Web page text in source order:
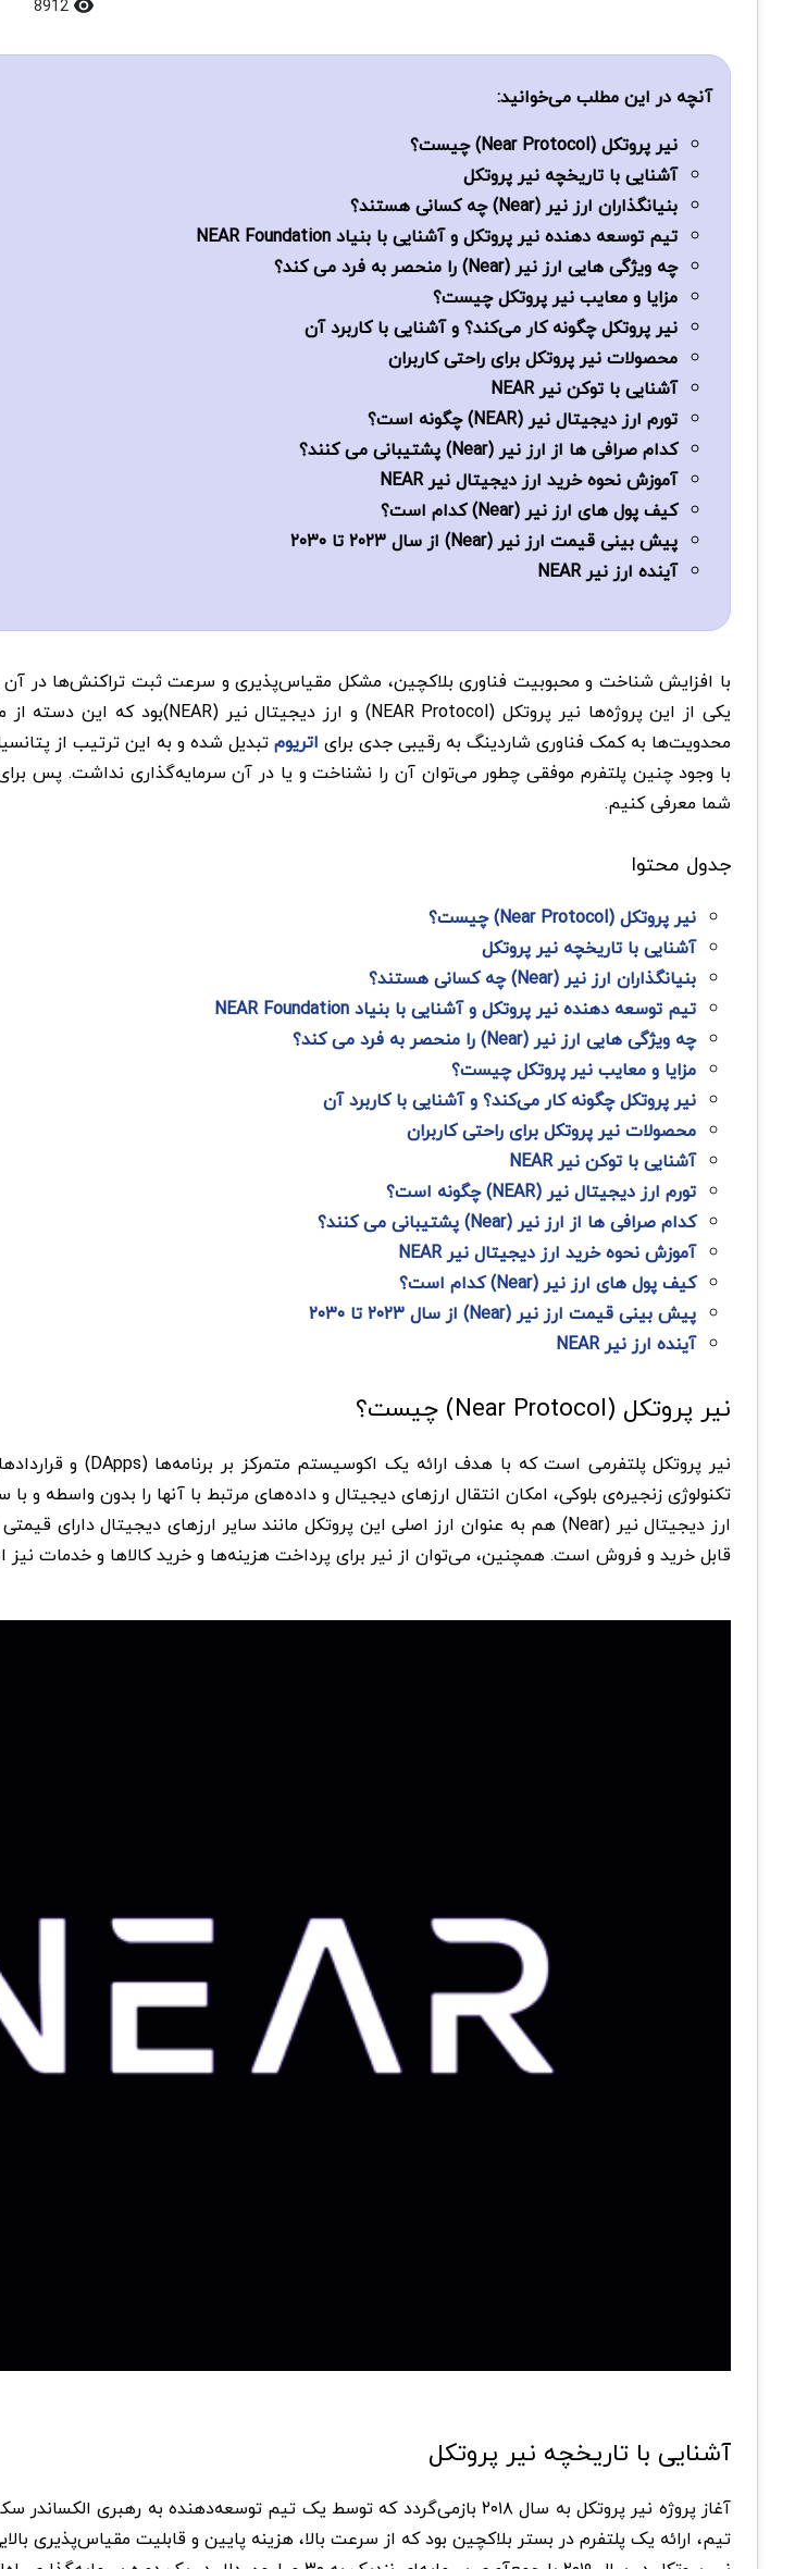
آنچه در این مطلب می‌خوانید:
نیر پروتکل (Near Protocol) چیست؟
آشنایی با تاریخچه نیر پروتکل
بنیانگذاران ارز نیر (Near) چه کسانی هستند؟
تیم توسعه ‌دهنده نیر پروتکل و آشنایی با بنیاد NEAR Foundation
چه ویژگی‌ هایی ارز نیر (Near) را منحصر به فرد می کند؟
مزایا و معایب نیر پروتکل چیست؟
نیر پروتکل چگونه کار می‌کند؟ و آشنایی با کاربرد آن
محصولات نیر پروتکل برای راحتی کاربران
آشنایی با توکن نیر NEAR
تورم ارز دیجیتال نیر (NEAR) چگونه است؟
کدام صرافی ها از ارز نیر (Near) پشتیبانی می کنند؟
آموزش نحوه خرید ارز دیجیتال نیر NEAR
کیف پول های ارز نیر (Near) کدام است؟
پیش بینی قیمت ارز نیر (Near) از سال ۲۰۲۳ تا ۲۰۳۰
آینده ارز نیر NEAR
با افزایش شناخت و محبوبیت فناوری بلاکچین، مشکل مقیاس‌پذیری و سرعت ثبت تراکنش‌ها در
محدویت‌ها به کمک فناوری شاردینگ به رقیبی جدی برای اتریومتبدیل شده و به این ترتیب از
با وجود چنین پلتفرم موفقی چطور می‌توان آن را نشناخت و یا در آن سرمایه‌گذاری نداشت. پس
شما معرفی کنیم.
جدول محتوا
نیر پروتکل (Near Protocol) چیست؟
آشنایی با تاریخچه نیر پروتکل
بنیانگذاران ارز نیر (Near) چه کسانی هستند؟
تیم توسعه ‌دهنده نیر پروتکل و آشنایی با بنیاد NEAR Foundation
چه ویژگی‌ هایی ارز نیر (Near) را منحصر به فرد می کند؟
مزایا و معایب نیر پروتکل چیست؟
نیر پروتکل چگونه کار می‌کند؟ و آشنایی با کاربرد آن
محصولات نیر پروتکل برای راحتی کاربران
آشنایی با توکن نیر NEAR
تورم ارز دیجیتال نیر (NEAR) چگونه است؟
کدام صرافی ها از ارز نیر (Near) پشتیبانی می کنند؟
آموزش نحوه خرید ارز دیجیتال نیر NEAR
کیف پول های ارز نیر (Near) کدام است؟
پیش بینی قیمت ارز نیر (Near) از سال ۲۰۲۳ تا ۲۰۳۰
آینده ارز نیر NEAR
نیر پروتکل (Near Protocol) چیست؟
تکنولوژی زنجیره‌ی بلوکی، امکان انتقال ارزهای دیجیتال و داده‌های مرتبط با آنها را بدون واسطه و
ارز دیجیتال نیر (Near) هم به عنوان ارز اصلی این پروتکل مانند سایر ارزهای دیجیتال دارای قیمتی است که بر اساس عرضه و تقاضا تعیین می‌شود و در
قابل خرید و فروش است. همچنین، می‌توان از نیر برای پرداخت هزینه‌ها و خرید کالاها و خدمات نیز
آشنایی با تاریخچه نیر پروتکل
تیم، ارائه یک پلتفرم در بستر بلاکچین بود که از سرعت بالا، هزینه پایین و قابلیت مقیاس‌پذیری